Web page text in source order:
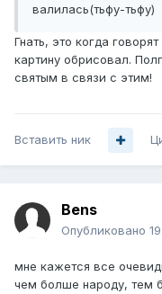
валилась(тьфу-тьфу)
Гнать, это когда
картину обрисовал.
святым в связи с этим!
Вставить ник
Bens
Опубликовано
мне кажется все
чем болше народу, тем